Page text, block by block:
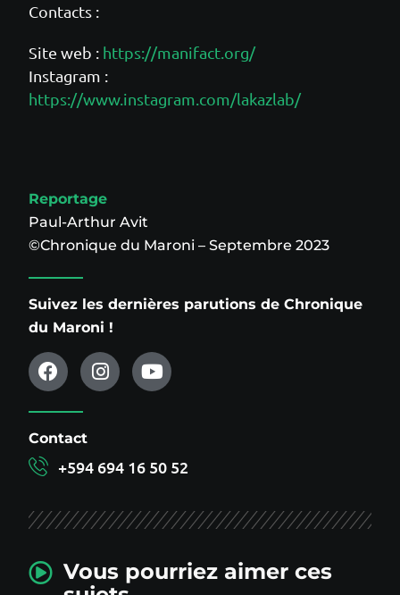
Contacts :
Site web : https://manifact.org/
Instagram :
https://www.instagram.com/lakazlab/
Reportage
Paul-Arthur Avit
©Chronique du Maroni – Septembre 2023
Suivez les dernières parutions de Chronique
du Maroni !
Contact
+594 694 16 50 52
Vous pourriez aimer ces